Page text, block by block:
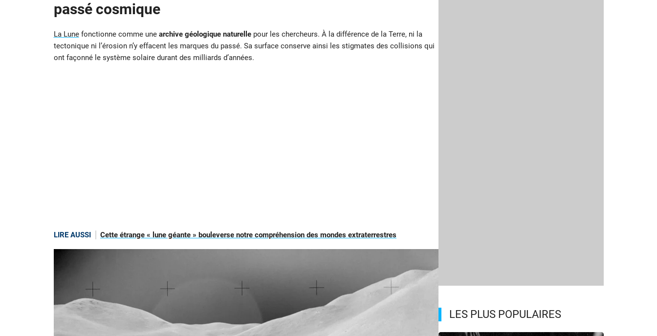
passé cosmique
La Lunefonctionne comme une archive géologique naturellepour les chercheurs. À la différence de la Terre, ni la
tectonique ni l’érosion n’y effacent les marques du passé. Sa surface conserve ainsi les stigmates des collisions qui
ont façonné le système solaire durant des milliards d’années.
LIRE AUSSI Cette étrange « lune géante » bouleverse notre compréhension des mondes extraterrestres
LES PLUS POPULAIRES